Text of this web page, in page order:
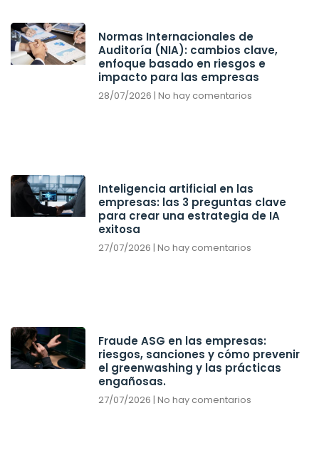
Normas Internacionales de
Auditoría (NIA): cambios clave,
enfoque basado en riesgos e
impacto para las empresas
28/07/2026 No hay comentarios
Inteligencia artificial en las
empresas: las 3 preguntas clave
para crear una estrategia de IA
exitosa
27/07/2026 No hay comentarios
Fraude ASG en las empresas:
riesgos, sanciones y cómo prevenir
el greenwashing y las prácticas
engañosas.
27/07/2026 No hay comentarios